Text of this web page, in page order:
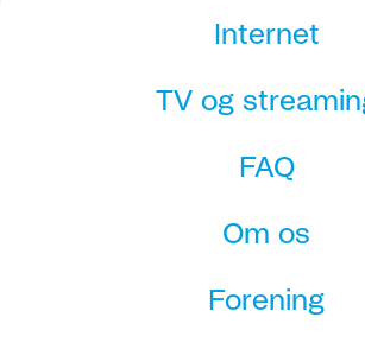
Internet
TV og
FAQ
Om os
Forening